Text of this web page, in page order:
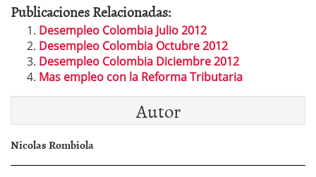
Publicaciones Relacionadas:
Desempleo Colombia Julio 2012
Desempleo Colombia Octubre 2012
Desempleo Colombia Diciembre 2012
Mas empleo con la Reforma Tributaria
Autor
Nicolas Rombiola